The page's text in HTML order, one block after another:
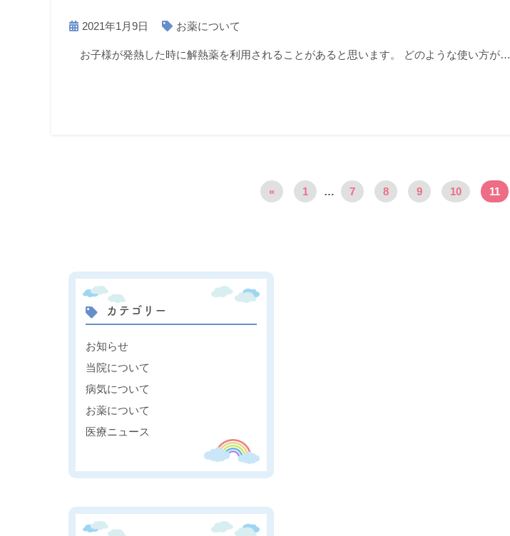
2021年1月9日 お薬について
お子様が発熱した時に解熱薬を利用されることがあると思います。 どのような使い方が…
« 1 … 7 8 9 10 11
カテゴリー
お知らせ
当院について
病気について
お薬について
医療ニュース